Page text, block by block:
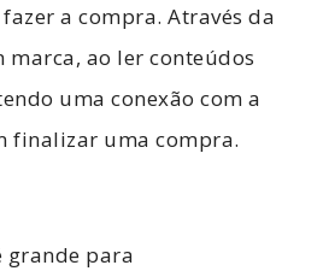
a compra. Através da
ao ler conteúdos
uma conexão com a
finalizar uma compra.
grande para